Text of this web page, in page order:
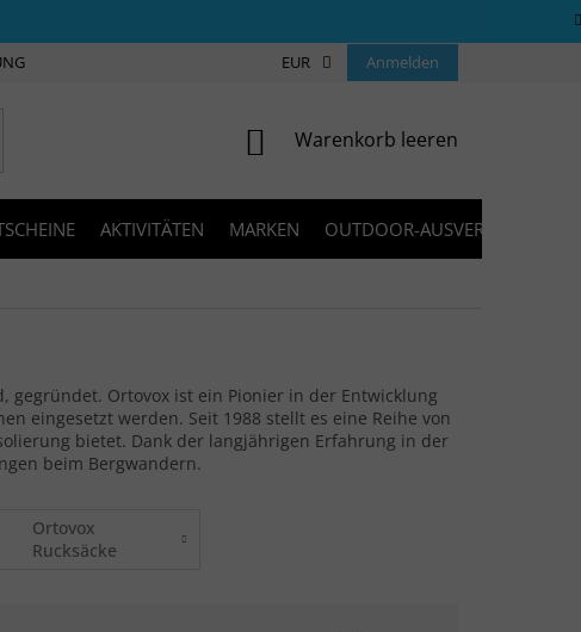
KONTAKT FAQ
EUR Anmelden
WARENKORB
Warenkorb leeren
AKTIVITÄTEN MARKEN OUTDOOR-AUSVERKAUF
gegründet. Ortovox ist ein Pionier in der Entwicklung
eingesetzt werden. Seit 1988 stellt es eine Reihe von
bietet. Dank der langjährigen Erfahrung in der
beim Bergwandern.
Ortovox
Rucksäcke